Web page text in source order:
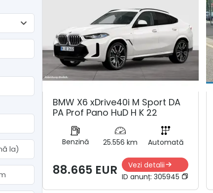
BMW X6 xDrive40i M Sport DA
PA Prof Pano HuD H K 22
Benzină 25.556 km Automată
88.665 EUR
Vezi detalii
ID anunț: 305945